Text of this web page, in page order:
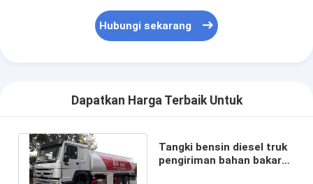
Hubungi sekarang
Dapatkan Harga Terbaik Untuk
Tangki bensin diesel truk
pengiriman bahan bakar